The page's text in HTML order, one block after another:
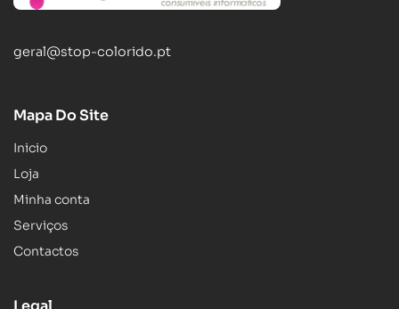
geral@stop-colorido.pt
Mapa Do Site
Inicio
Loja
Minha conta
Serviços
Contactos